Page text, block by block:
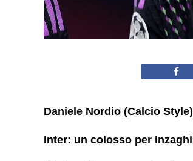
Daniele Nordio (Calcio Style)
Inter: un colosso per Inzaghi